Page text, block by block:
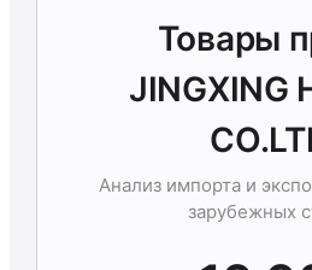
Товары
JINGXING
Анализ импорта и
зарубежных